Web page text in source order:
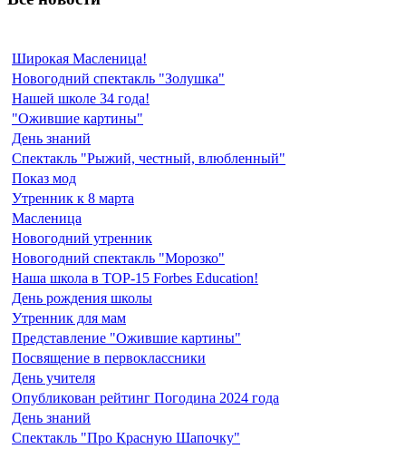
Широкая Масленица!
Новогодний спектакль "Золушка"
Нашей школе 34 года!
"Ожившие картины"
День знаний
Спектакль "Рыжий, честный, влюбленный"
Показ мод
Утренник к 8 марта
Масленица
Новогодний утренник
Новогодний спектакль "Морозко"
Наша школа в TOP-15 Forbes Education!
День рождения школы
Утренник для мам
Представление "Ожившие картины"
Посвящение в первоклассники
День учителя
Опубликован рейтинг Погодина 2024 года
День знаний
Спектакль "Про Красную Шапочку"